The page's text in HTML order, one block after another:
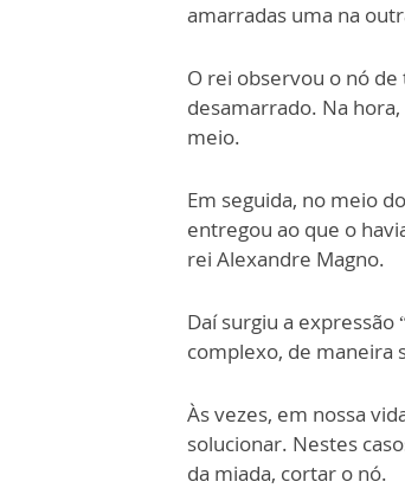
amarradas uma na
O rei observou o nó
desamarrado. Na
meio.
Em seguida, no meio
entregou ao que o
rei Alexandre Magno.
Daí surgiu a
complexo, de maneira
Às vezes, em nossa
solucionar. Nestes
da miada, cortar o nó.